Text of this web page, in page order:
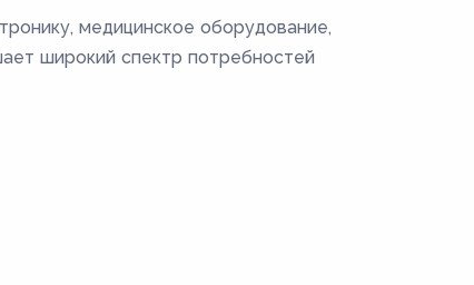
медицинское оборудование,
широкий спектр потребностей